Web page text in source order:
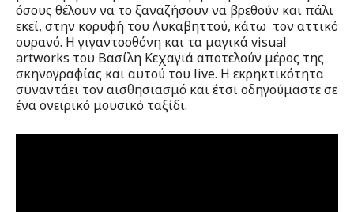
όσους θέλουν να το ξαναζήσουν να βρεθούν και πάλι
εκεί, στην κορυφή του Λυκαβηττού, κάτω τον αττικό
ουρανό. Η γιγαντοοθόνη και τα μαγικά visual
artworks του Βασίλη Κεχαγιά αποτελούν μέρος της
σκηνογραφίας και αυτού του live. Η εκρηκτικότητα
συναντάει τον αισθησιασμό​ και έτσι οδηγούμαστε σε
ένα ονειρικό μουσικό ταξίδι.